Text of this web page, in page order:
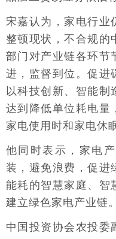
宋嘉认为，家电行业
整顿现状，不合规的
部门对产业链各环节
进，监督到位。促进
以科技创新、智能制
达到降低单位耗电量
家电使用时和家电休
他同时表示，家电
装，避免浪费，促进
能耗的智慧家庭、智
建立绿色家电产业链。
中国投资协会农投委